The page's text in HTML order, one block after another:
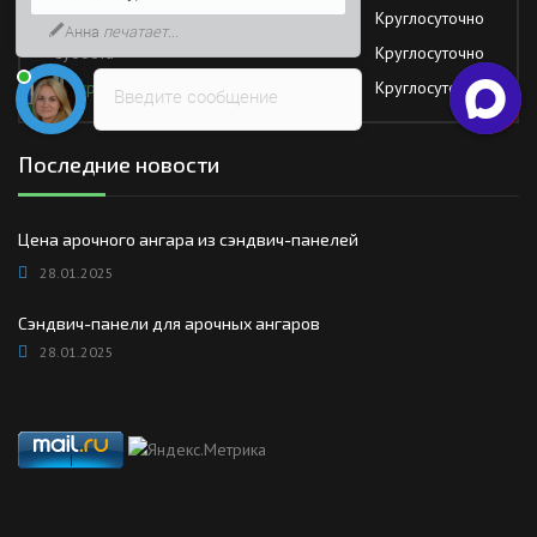
Пятница
Круглосуточно
Суббота
Круглосуточно
Воскресение
Круглосуточно
Последние новости
Цена арочного ангара из сэндвич-панелей
28.01.2025
Сэндвич-панели для арочных ангаров
28.01.2025
Введите сообщение
Анна печатает...